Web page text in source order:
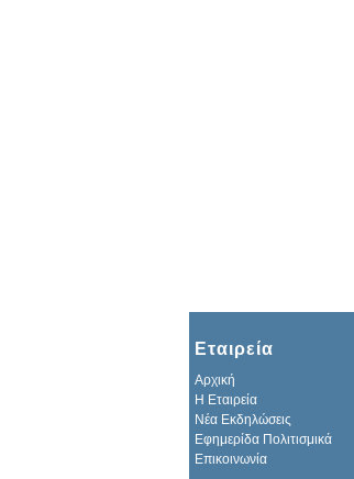
Εταιρεία
Αρχική
H Εταιρεία
Νέα Εκδηλώσεις
Εφημερίδα Πολιτισμικά
Επικοινωνία